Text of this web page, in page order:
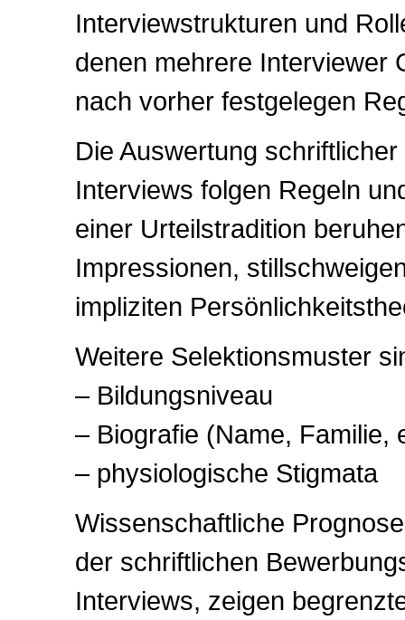
Interviewstrukturen und
denen mehrere Interviewer
nach vorher festgelegen
Die Auswertung
Interviews folgen Regeln
einer Urteilstradition
Impressionen,
impliziten
Weitere Selektionsmuster
– Bildungsniveau
– Biografie (Name, Familie,
– physiologische Stigmata
Wissenschaftliche
der schriftlichen
Interviews, zeigen